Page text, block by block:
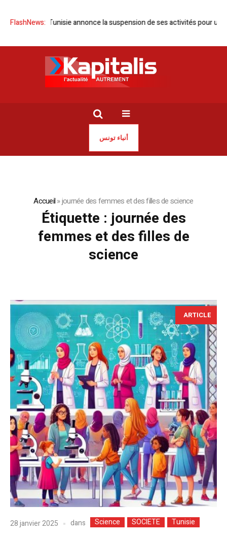
FlashNews:
OMCT Tunisie annonce la suspension de ses activités pour un
أنباء تونس
Accueil»journée des femmes et des filles de science
Étiquette :journée des
femmes et des filles de
science
ARTICLE
28 janvier 2025 dans Science SOCIETE Tunisie